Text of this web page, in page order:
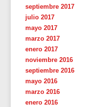
septiembre 2017
julio 2017
mayo 2017
marzo 2017
enero 2017
noviembre 2016
septiembre 2016
mayo 2016
marzo 2016
enero 2016